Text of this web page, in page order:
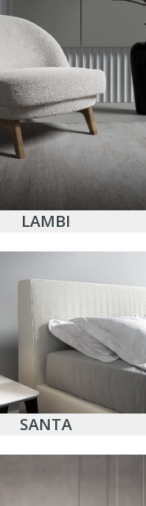
LAMBI
SANTA